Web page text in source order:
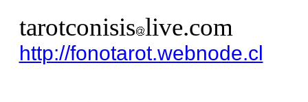
tarotconisis live.com
http://fonotarot.webnode.cl